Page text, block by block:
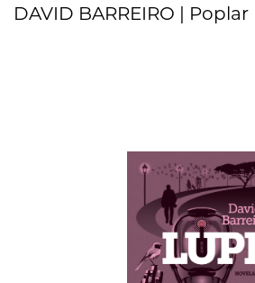
DAVID BARREIRO | Poplar